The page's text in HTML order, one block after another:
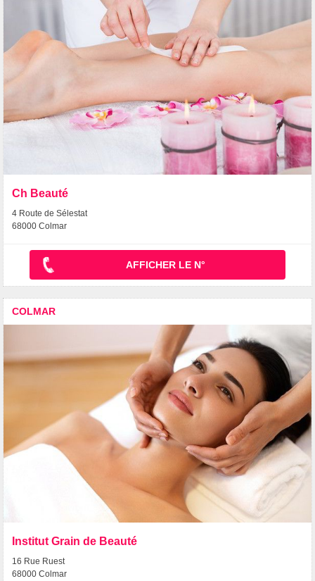
Ch Beauté
4 Route de Sélestat
68000 Colmar
AFFICHER LE N°
COLMAR
Institut Grain de Beauté
16 Rue Ruest
68000 Colmar